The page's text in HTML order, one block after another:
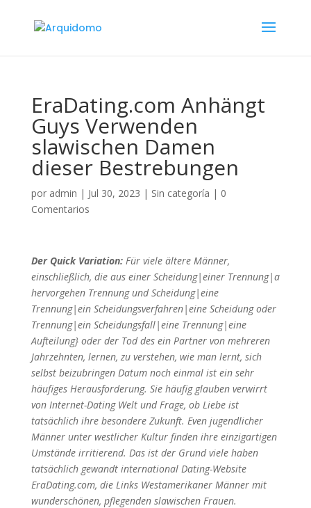
EraDating.com Anhängt
Guys Verwenden
slawischen Damen
dieser Bestrebungen
por admin | Jul 30, 2023 | Sin categoría | 0
Comentarios
Der Quick Variation: Für viele ältere Männer,
einschließlich, die aus einer Scheidung|einer Trennung|a
hervorgehen Trennung und Scheidung|eine
Trennung|ein Scheidungsverfahren|eine Scheidung oder
Trennung|ein Scheidungsfall|eine Trennung|eine
Aufteilung} oder der Tod des ein Partner von mehreren
Jahrzehnten, lernen, zu verstehen, wie man lernt, sich
selbst beizubringen Datum noch einmal ist ein sehr
häufiges Herausforderung. Sie häufig glauben verwirrt
von Internet-Dating Welt und Frage, ob Liebe ist
tatsächlich ihre besondere Zukunft. Even jugendlicher
Männer unter westlicher Kultur finden ihre einzigartigen
Umstände irritierend. Das ist der Grund viele haben
tatsächlich gewandt international Dating-Website
EraDating.com, die Links Westamerikaner Männer mit
wunderschönen, pflegenden slawischen Frauen.